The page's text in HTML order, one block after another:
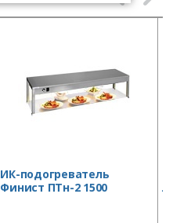
ИК-подогреватель
Финист ПТн-2 1500